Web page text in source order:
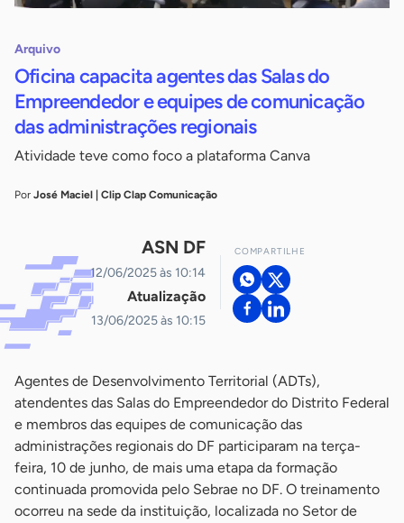
Arquivo
Oficina capacita agentes das Salas do
Empreendedor e equipes de comunicação
das administrações regionais
Atividade teve como foco a plataforma Canva
Por José Maciel | Clip Clap Comunicação
ASN DF
12/06/2025 às 10:14
Atualização
13/06/2025 às 10:15
COMPARTILHE
Agentes de Desenvolvimento Territorial (ADTs),
atendentes das Salas do Empreendedor do Distrito Federal
e membros das equipes de comunicação das
administrações regionais do DF participaram na terça-
feira, 10 de junho, de mais uma etapa da formação
continuada promovida pelo Sebrae no DF. O treinamento
ocorreu na sede da instituição, localizada no Setor de